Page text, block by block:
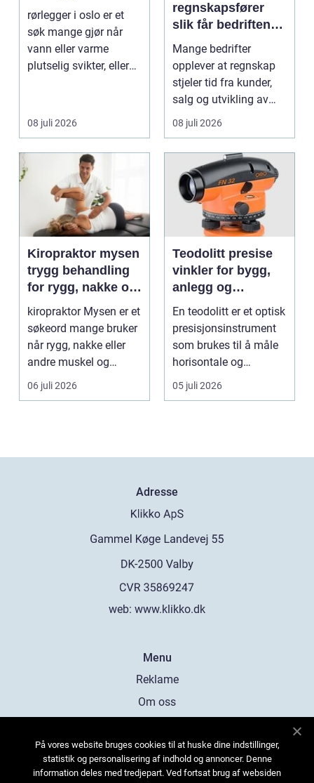
rørlegger i oslo er et
søk mange gjør når
vann eller varme
plutselig svikter, eller
08 juli 2026
regnskapsfører
slik får bedriften
mer ut av
regnskapet
Mange bedrifter
opplever at regnskap
stjeler tid fra kunder,
salg og utvikling av
virksomheten. Samt...
08 juli 2026
Kiropraktor mysen
trygg behandling
for rygg, nakke og
ledd
kiropraktor Mysen er et
søkeord mange bruker
når rygg, nakke eller
andre muskel og
leddplager begynn...
06 juli 2026
Teodolitt presise
vinkler for bygg,
anlegg og
kartlegging
En teodolitt er et optisk
presisjonsinstrument
som brukes til å måle
horisontale og
vertikale vinkle...
05 juli 2026
Adresse
web: www.klikko.dk
Menu
Reklame
Om oss
Kontakt Oss
Sitemap
På vores website bruges cookies til at huske dine indstillinger,
statistik og personalisering af indhold og annoncer. Denne
information deles med tredjepart. Ved fortsat brug af websiden